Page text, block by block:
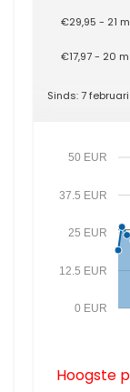
€29,95 - 21
€17,97 - 20
Sinds: 7
0 EUR
12.5 EUR
25 EUR
37.5 EUR
50 EUR
Hoogste